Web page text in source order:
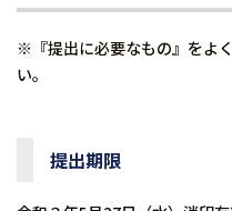
※『提出に必要なもの』をよ
い。
提出期限